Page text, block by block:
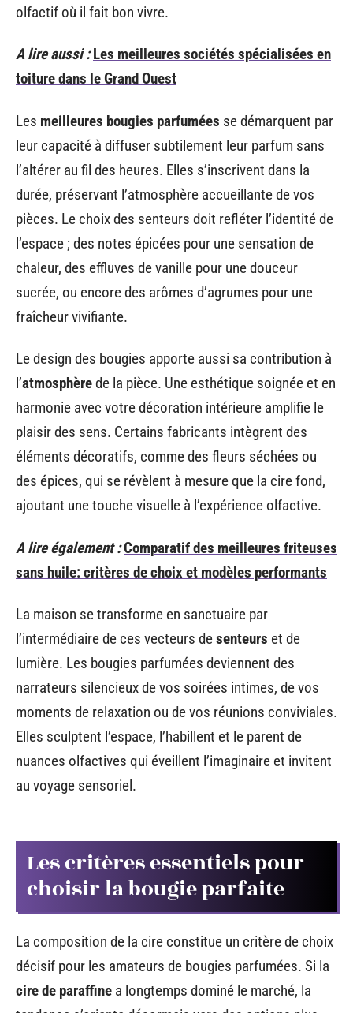
olfactif où il fait bon vivre.
A lire aussi : Les meilleures sociétés spécialisées en
toiture dans le Grand Ouest
Les meilleures bougies parfumées se démarquent par
leur capacité à diffuser subtilement leur parfum sans
l’altérer au fil des heures. Elles s’inscrivent dans la
durée, préservant l’atmosphère accueillante de vos
pièces. Le choix des senteurs doit refléter l’identité de
l’espace ; des notes épicées pour une sensation de
chaleur, des effluves de vanille pour une douceur
sucrée, ou encore des arômes d’agrumes pour une
fraîcheur vivifiante.
Le design des bougies apporte aussi sa contribution à
l’atmosphèrede la pièce. Une esthétique soignée et en
harmonie avec votre décoration intérieure amplifie le
plaisir des sens. Certains fabricants intègrent des
éléments décoratifs, comme des fleurs séchées ou
des épices, qui se révèlent à mesure que la cire fond,
ajoutant une touche visuelle à l’expérience olfactive.
A lire également :Comparatif des meilleures friteuses
sans huile: critères de choix et modèles performants
La maison se transforme en sanctuaire par
l’intermédiaire de ces vecteurs desenteurs et de
lumière. Les bougies parfumées deviennent des
narrateurs silencieux de vos soirées intimes, de vos
moments de relaxation ou de vos réunions conviviales.
Elles sculptent l’espace, l’habillent et le parent de
nuances olfactives qui éveillent l’imaginaire et invitent
au voyage sensoriel.
Les critères essentiels pour
choisir la bougie parfaite
La composition de la cire constitue un critère de choix
décisif pour les amateurs de bougies parfumées. Si la
cire de paraffine a longtemps dominé le marché, la